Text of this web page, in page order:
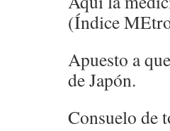
(Índice
Apuesto a
de Japón.
Consuelo de